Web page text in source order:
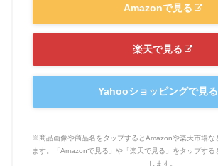
Amazonで見る
楽天で見る
Yahooショッピングで見る